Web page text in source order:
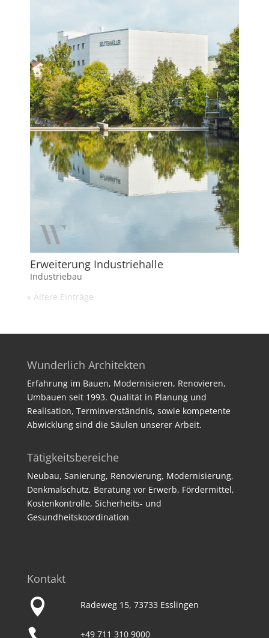
Erweiterung Industriehalle
Industriebau
« Ältere Einträge
Wunderlich Architekten
Erfahrung im Bauen, Modernisieren, Renovieren,
Umbauen seit 1993. Qualität in Planung und
Realisation, Terminverständnis, sowie kompetente
Abwicklung sind die Säulen unserer Arbeit.
Tätigkeitsbereiche
Neubau, Sanierung, Renovierung, Modernisierung,
Denkmalschutz, Beratung vor Erwerb, Fördermittel,
Kostenkontrolle, Sicherheits- und
Gesundheitskoordination
Kontakt
 Radeweg 15, 73733 Esslingen
+49 711 310 9000